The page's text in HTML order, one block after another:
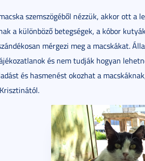
szemszögéből nézzük, akkor ott a
a különböző betegségek, a kóbor
mérgezi meg a macskákat.
és nem tudják hogyan
és hasmenést okozhat a